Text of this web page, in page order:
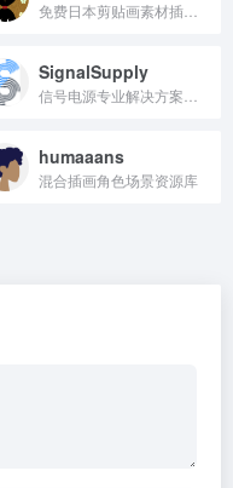
SignalSupply
humaaans
混合插画角色场景资源库